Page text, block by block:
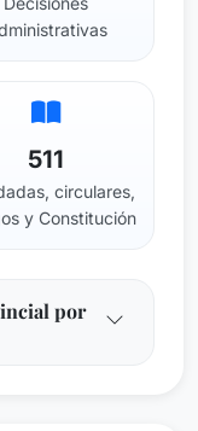
511
circulares,
y Constitución
por